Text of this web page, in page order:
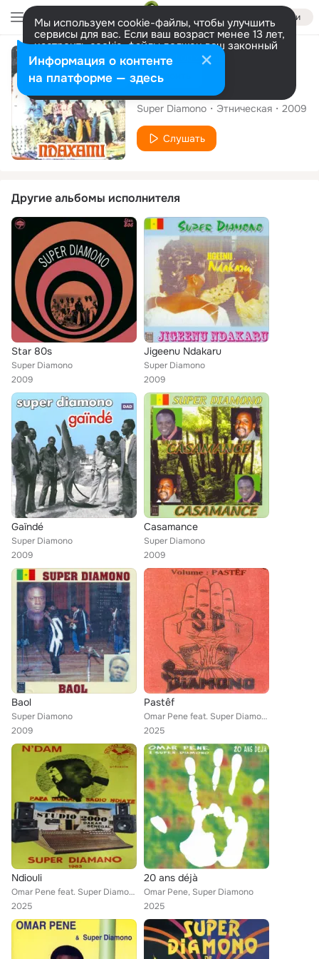
Войти
Мы используем cookie-файлы, чтобы улучшить
сервисы для вас. Если ваш возраст менее 13 лет,
настроить cookie-файлы должен ваш законный
представитель. Больше информации
Разрешить все Настроить
Альбом
Ndaxami
Super Diamono Этническая 2009
Слушать
Другие альбомы исполнителя
Star 80s
Super Diamono
2009
Jigeenu Ndakaru
Super Diamono
2009
Gaïndé
Super Diamono
2009
Casamance
Super Diamono
2009
Baol
Super Diamono
2009
Pastêf
Omar Pene feat. Super Diamono
2025
Ndiouli
Omar Pene feat. Super Diamono
2025
20 ans déjà
Omar Pene, Super Diamono
2025
Информация о контенте
на платформе — здесь